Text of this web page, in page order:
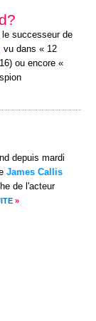
le successeur de
vu dans « 12
ou encore «
depuis mardi
James Callis
de l'acteur
»